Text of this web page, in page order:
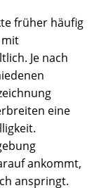
früher häufig
mit
Je nach
eine
ankommt,
anspringt.